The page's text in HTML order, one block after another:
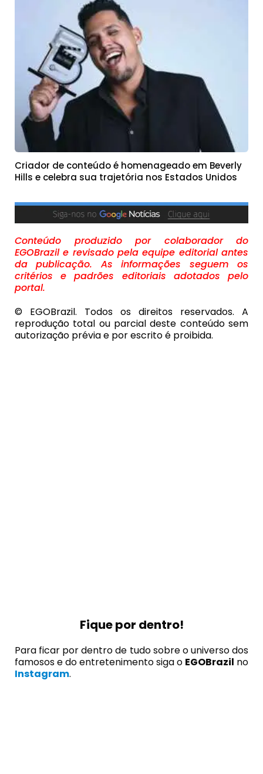
Criador de conteúdo é homenageado em Beverly
Hills e celebra sua trajetória nos Estados Unidos
Conteúdo produzido por colaborador do
EGOBrazil e revisado pela equipe editorial antes
da publicação. As informações seguem os
critérios e padrões editoriais adotados pelo
portal.
© EGOBrazil. Todos os direitos reservados. A
reprodução total ou parcial deste conteúdo sem
autorização prévia e por escrito é proibida.
Fique por dentro!
Para ficar por dentro de tudo sobre o universo dos
famosos e do entretenimento siga o EGOBrazil no
Instagram.